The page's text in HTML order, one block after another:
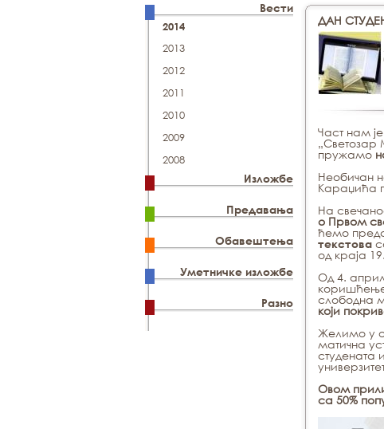
Вести
2014
2013
2012
2011
2010
2009
2008
Изложбе
Предавања
Обавештења
Уметничке изложбе
Разно
ДАН
Част нам
пружамо
Необичан
Караџића
На
о Првом
ћемо
текстова
од краја
Од 4.
коришћење
слободна
који
Желимо у
матична
студената
Овом
са 50%